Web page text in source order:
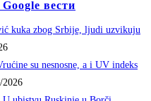
вести
kuka zbog Srbije, ljudi uzvikuju
su nesnosne, a i UV indeks
2026